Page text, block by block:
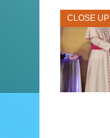
CLOSE UP